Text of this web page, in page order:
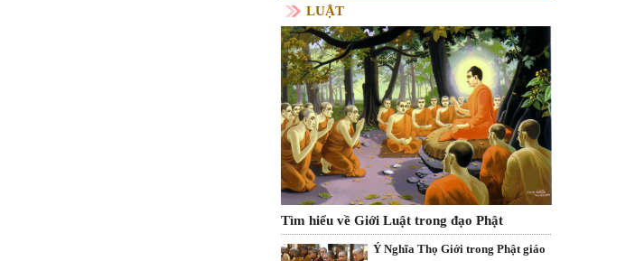
LUẬT
Tìm hiểu về Giới Luật trong đạo Phật
Ý Nghĩa Thọ Giới trong Phật giáo